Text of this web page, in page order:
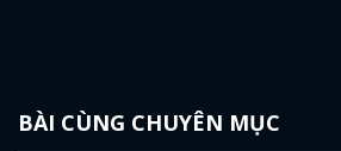
BÀI CÙNG CHUYÊN MỤC